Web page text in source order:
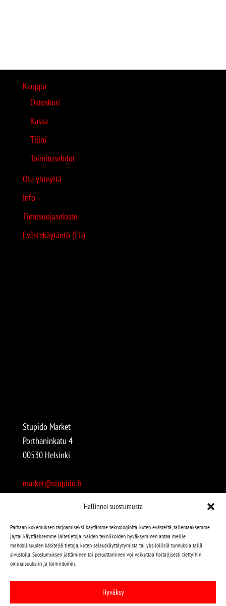
Hallinnoi suostumusta
Parhaan kokemuksen tarjoamiseksi käytämme teknologioita, kuten evästeitä, tallentaaksemme
ja/tai käyttääksemme laitetietoja. Näiden tekniikoiden hyväksyminen antaa meille
mahdollisuuden käsitellä tietoja, kuten selauskäyttäytymistä tai yksilöllisiä tunnuksia tällä
sivustolla. Suostumuksen jättäminen tai peruuttaminen voi vaikuttaa haitallisesti tiettyihin
ominaisuuksiin ja toimintoihin.
Hyväksy
Kauppa
Ostoskori
Kassa
Tilini
Toimitusehdot
Ota yhteyttä
Info
Tietosuojaseloste
Evästekäytäntö (EU)
Stupido Market
Porthaninkatu 4
00530 Helsinki
market@stupido.fi
Avoinna:
arkisin 12-18
lauantaisin 12-17
Stupido löytyy myös kivijalasta!
Stupido Marketista löydät niin uudet kuin käytetytkin